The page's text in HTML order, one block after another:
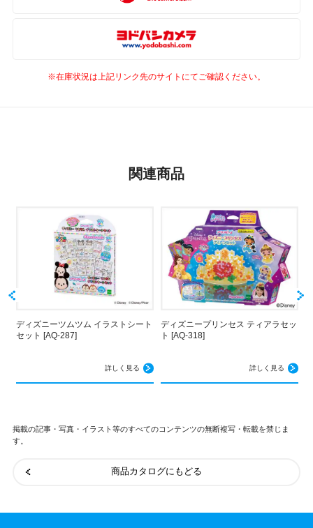
※在庫状況は上記リンク先のサイトにてご確認ください。
関連商品
ディズニーツムツム イラストシート
セット [AQ-287]
詳しく見る
ディズニープリンセス ティアラセッ
ト [AQ-318]
詳しく見る
掲載の記事・写真・イラスト等のすべてのコンテンツの無断複写・転載を禁じま
す。
商品カタログにもどる